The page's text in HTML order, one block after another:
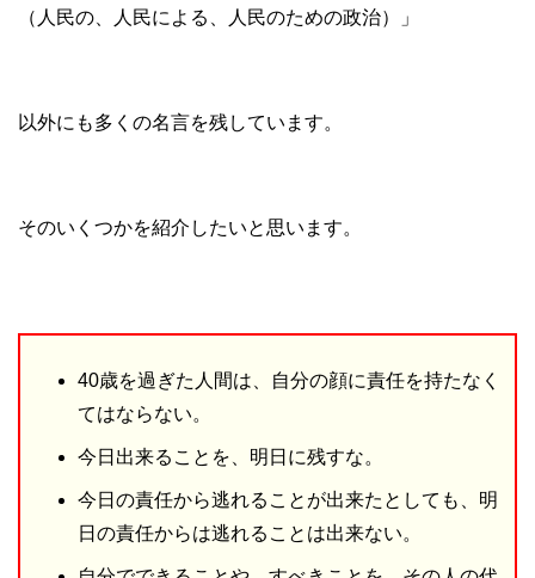
（人民の、人民による、人民のための政治）」
以外にも多くの名言を残しています。
そのいくつかを紹介したいと思います。
40歳を過ぎた人間は、自分の顔に責任を持たなく
てはならない。
今日出来ることを、明日に残すな。
今日の責任から逃れることが出来たとしても、明
日の責任からは逃れることは出来ない。